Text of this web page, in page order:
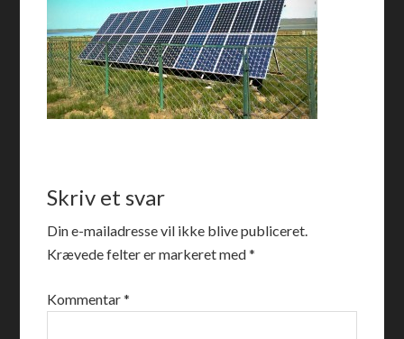
Skriv et svar
Din e-mailadresse vil ikke blive publiceret.
Krævede felter er markeret med*
Kommentar*